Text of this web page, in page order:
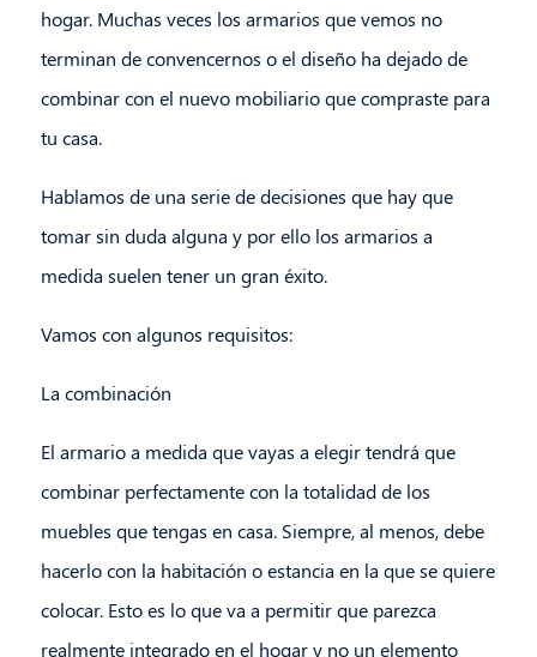
hogar. Muchas veces los armarios que vemos no
terminan de convencernos o el diseño ha dejado de
combinar con el nuevo mobiliario que compraste para
tu casa.
Hablamos de una serie de decisiones que hay que
tomar sin duda alguna y por ello los armarios a
medida suelen tener un gran éxito.
Vamos con algunos requisitos:
La combinación
El armario a medida que vayas a elegir tendrá que
combinar perfectamente con la totalidad de los
muebles que tengas en casa. Siempre, al menos, debe
hacerlo con la habitación o estancia en la que se quiere
colocar. Esto es lo que va a permitir que parezca
realmente integrado en el hogar y no un elemento